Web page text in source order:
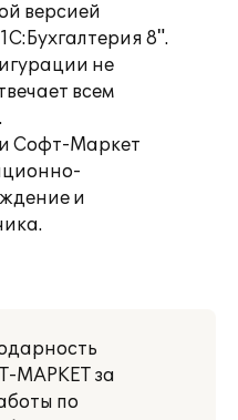
версией
8".
не
всем
Софт-Маркет
и
МАРКЕТ за
по